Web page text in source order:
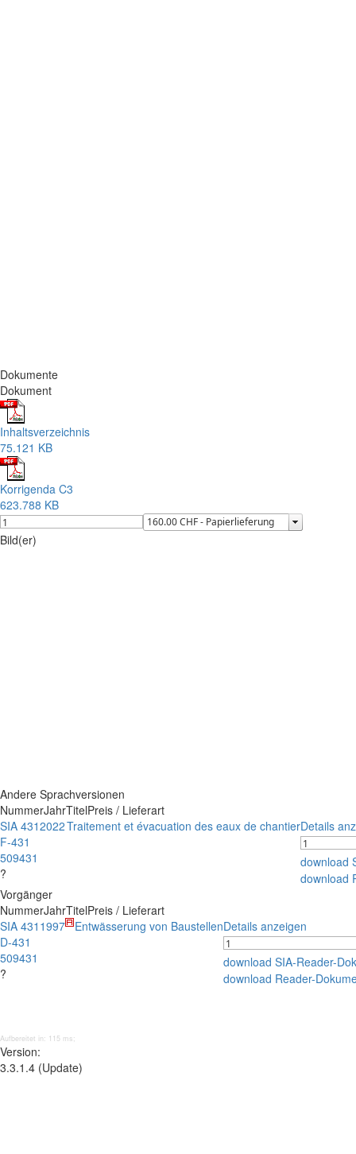
Dokumente
Dokument
Inhaltsverzeichnis
75.121 KB
Korrigenda C3
623.788 KB
Bild(er)
Andere Sprachversionen
NummerJahrTitelPreis / Lieferart
SIA 431
F-431
509431
?
2022Traitement et évacuation des eaux de chantierDetails
download
download
Vorgänger
NummerJahrTitelPreis / Lieferart
SIA 431
D-431
509431
?
1997 Entwässerung von BaustellenDetails anzeigen
download SIA-Reader-
download Reader-
Aufbereitet in: 115 ms;
Version:
3.3.1.4 (Update)